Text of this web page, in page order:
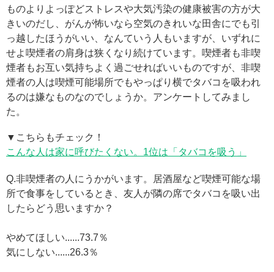
ものよりよっぽどストレスや大気汚染の健康被害の方が大
きいのだし、がんが怖いなら空気のきれいな田舎にでも引
っ越したほうがいい、なんていう人もいますが、いずれに
せよ喫煙者の肩身は狭くなり続けています。喫煙者も非喫
煙者もお互い気持ちよく過ごせればいいものですが、非喫
煙者の人は喫煙可能場所でもやっぱり横でタバコを吸われ
るのは嫌なものなのでしょうか。アンケートしてみまし
た。
▼こちらもチェック！
こんな人は家に呼びたくない。1位は「タバコを吸う」
Q.非喫煙者の人にうかがいます。居酒屋など喫煙可能な場
所で食事をしているとき、友人が隣の席でタバコを吸い出
したらどう思いますか？
やめてほしい......73.7％
気にしない......26.3％